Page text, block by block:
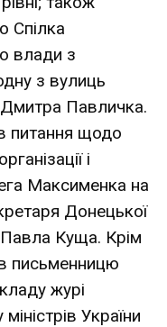
Спілка
влади з
з вулиць
Павличка.
питання щодо
і
Максименка на
Донецької
Павла Куща. Крім
письменницю
журі
України